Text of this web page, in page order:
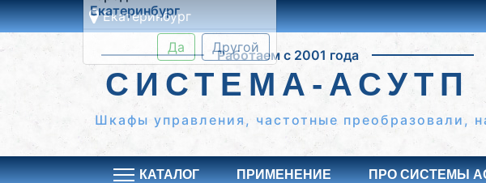
Екатеринбург
Это ближайши к вам
город:
Екатеринбург
Другой
Работаем с 2001 года
СИСТЕМА-АСУТП
Шкафы управления, частотные преобразовали,
КАТАЛОГ ПРИМЕНЕНИЕ ПРО СИСТЕМЫ